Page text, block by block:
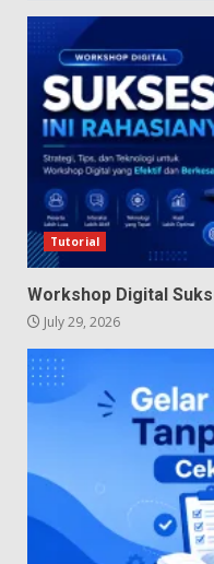
Tutorial
Workshop Digital
July 29, 2026